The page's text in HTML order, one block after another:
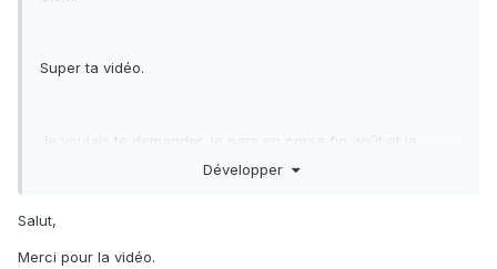
Super ta vidéo.
Je voulais te demander, je pars en corse fin août et je
voulais savoir ce que tu as du faire pour pouvoir chasser ?
que ca a du bien changer.
Développer
Salut,
Merci pour la vidéo.